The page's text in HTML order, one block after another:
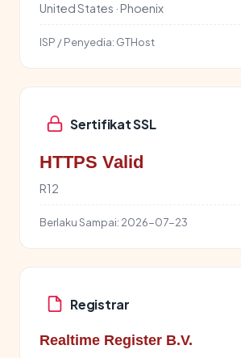
United States · Phoenix
ISP / Penyedia: GTHost
Sertifikat SSL
HTTPS Valid
R12
Berlaku Sampai: 2026-07-23
Registrar
Realtime Register B.V.